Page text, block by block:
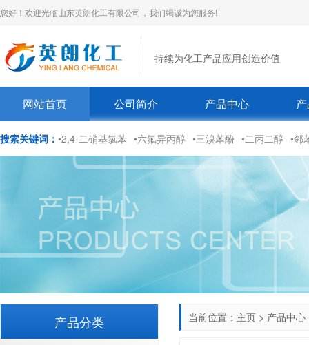
您好！欢迎光临山东英朗化工有限公司，我们竭诚为您服务!
持续为化工产品应用创造价值
网站首页 公司简介 产品中心
搜索关键词： •2,4-二硝基氯苯 •六氟异丙醇 •三溴苯酚 •二丙二醇 •邻
当前位置： 主页 > 产品中心
产品分类